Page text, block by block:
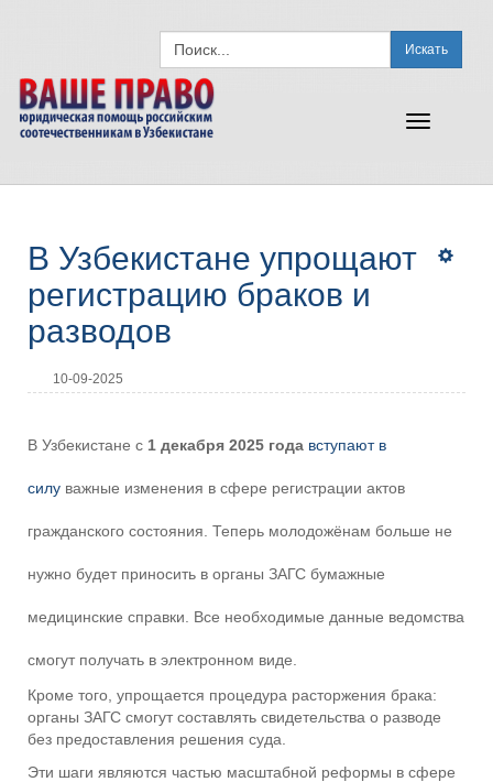
Искать
Toggle
В Узбекистане упрощают
регистрацию браков и
разводов
10-09-2025
В Узбекистане с 1 декабря 2025 года вступают в
силу важные изменения в сфере регистрации актов
гражданского состояния. Теперь молодожёнам больше не
нужно будет приносить в органы ЗАГС бумажные
медицинские справки. Все необходимые данные ведомства
смогут получать в электронном виде.
Кроме того, упрощается процедура расторжения брака:
органы ЗАГС смогут составлять свидетельства о разводе
без предоставления решения суда.
Эти шаги являются частью масштабной реформы в сфере